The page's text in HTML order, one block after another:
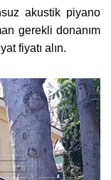
akustik piyano
gerekli donanım
fiyatı alın.